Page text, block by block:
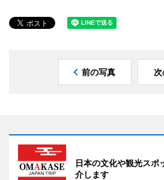
前の写真 次
日本の文化や観光ス
介します